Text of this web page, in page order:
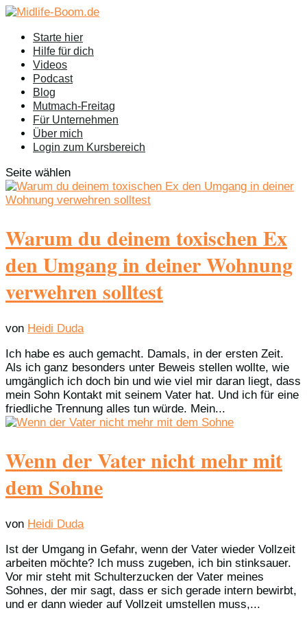
Starte hier
Hilfe für dich
Videos
Podcast
Blog
Mutmach-Freitag
Für Unternehmen
Über mich
Login zum Kursbereich
Seite wählen
Warum du deinem toxischen Ex
den Umgang in deiner Wohnung
verwehren solltest
von Heidi Duda
Ich habe es auch gemacht. Damals, in der ersten Zeit.
Als ich ganz besonders unter Beweis stellen wollte, wie
umgänglich ich doch bin und wie viel mir daran liegt, dass
mein Sohn Kontakt mit seinem Vater hat. Und ich für eine
friedliche Trennung alles tun würde. Mein...
Wenn der Vater nicht mehr mit
dem Sohne
von Heidi Duda
Ist der Umgang in Gefahr, wenn der Vater wieder Vollzeit
arbeiten möchte? Ich muss zugeben, ich bin stinksauer.
Vor mir steht mit Schulterzucken der Vater meines
Sohnes, der mir sagt, dass er sich gerade intern bewirbt,
und er dann wieder auf Vollzeit umstellen muss,...